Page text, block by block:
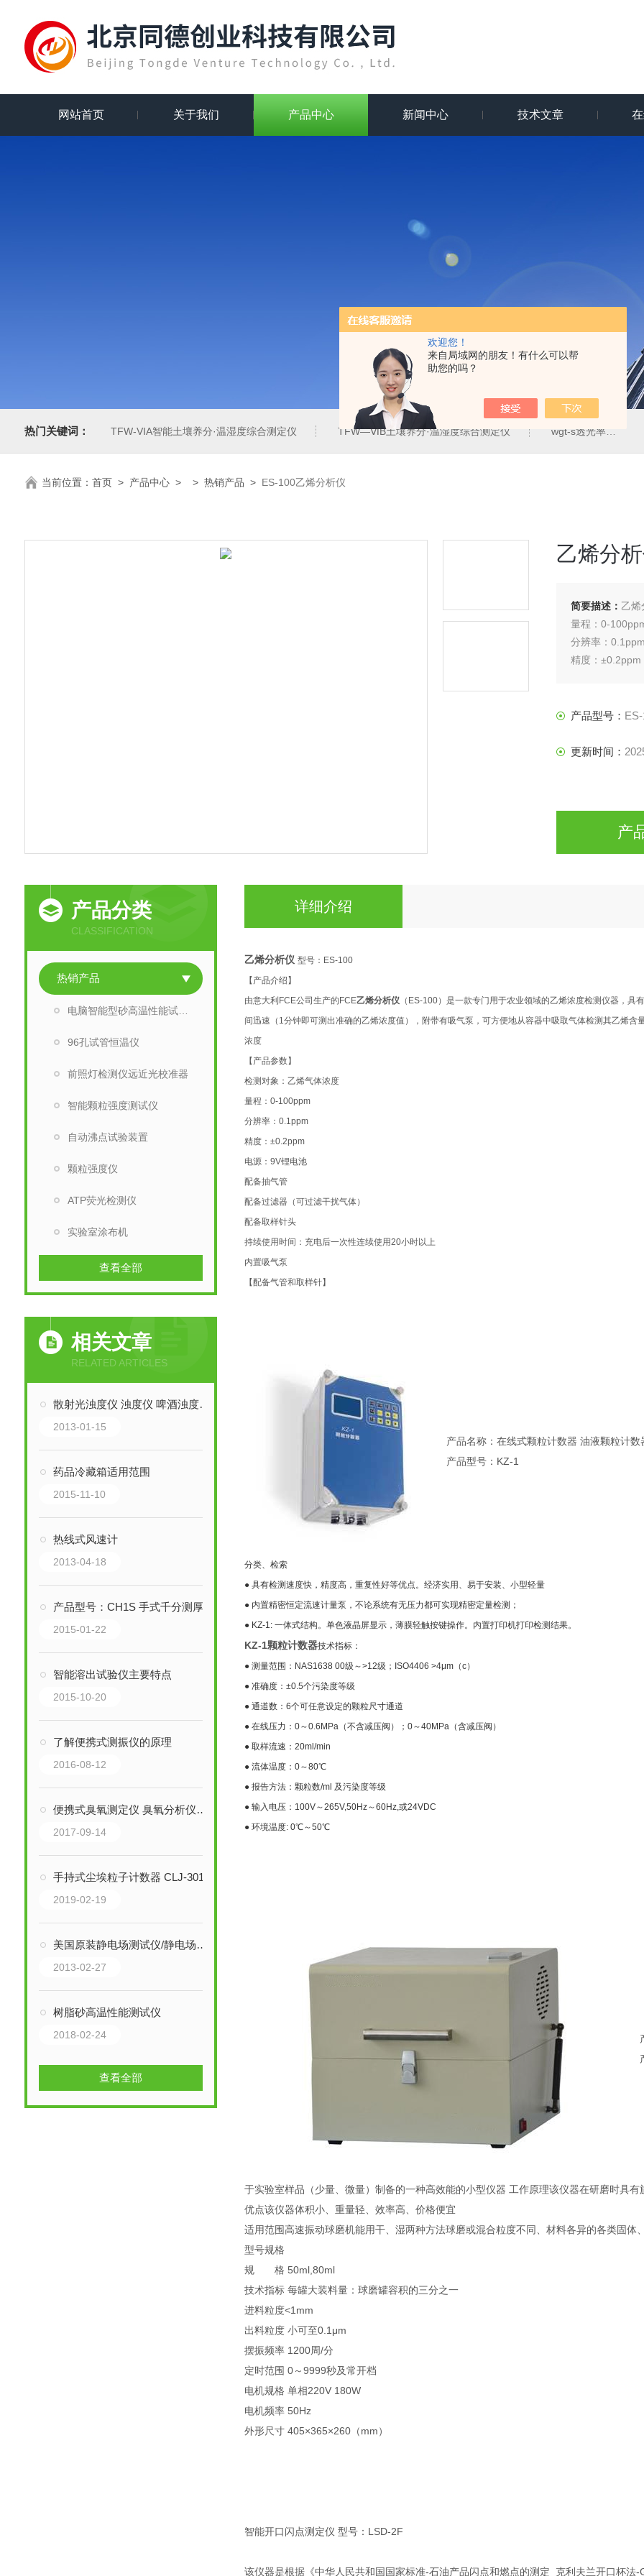
欢迎您！
来自局域网的朋友！有什么可以帮
助您的吗？
网站首页 关于我们 产品中心 新闻中心 技术文章
热门关键词： TFW-VIA智能土壤养分·温湿度综合测定仪 TFW—ⅥB土壤养分·温湿度综合测定仪 wgt-s透光率雾度测定仪
当前位置： 首页> 产品中心> > 热销产品 > ES-100乙烯分析仪
乙烯分
简要描述： 乙烯
量程：0-
分辨率：0.1ppm
精度：±0.2ppm
产品型号：
更新时间：
产
产品分类
CLASSIFICATION
热销产品
电脑智能型砂高温性能试验仪
96孔试管恒温仪
前照灯检测仪远近光校准器
智能颗粒强度测试仪
自动沸点试验装置
颗粒强度仪
ATP荧光检测仪
实验室涂布机
查看全部
相关文章
RELATED ARTICLES
散射光浊度仪 浊度仪 啤酒浊度仪 型号：TD-WZT-3
2013-01-15
药品冷藏箱适用范围
2015-11-10
热线式风速计
2013-04-18
产品型号：CH1S 手式千分测厚仪/簿膜测厚仪
2015-01-22
智能溶出试验仪主要特点
2015-10-20
了解便携式测振仪的原理
2016-08-12
便携式臭氧测定仪 臭氧分析仪产品资料
2017-09-14
手持式尘埃粒子计数器 CLJ-3016H
2019-02-19
美国原装静电场测试仪/静电场检测仪 型号：FMX-003
2013-02-27
树脂砂高温性能测试仪
2018-02-24
查看全部
详细介绍
乙烯分析仪 型号：ES-100
【产品介绍】
由意大利FCE公司生产的FCE乙烯分析仪 （ES-100）是一款专门用于农业领域的乙烯浓度检测仪器，
间迅速（1分钟即可测出准确的乙烯浓度值），附带有吸气泵，可方便地从容器中吸取气体检测其乙烯
浓度
【产品参数】
检测对象：乙烯气体浓度
量程：0-100ppm
分辨率：0.1ppm
精度：±0.2ppm
电源：9V锂电池
配备抽气管
配备过滤器（可过滤干扰气体）
配备取样针头
持续使用时间：充电后一次性连续使用20小时以上
内置吸气泵
【配备气管和取样针】
产品名称：在线式颗粒计数器 油液颗粒计数
产品型号：KZ-1
分类、检索
● 具有检测速度快，精度高，重复性好等优点。经济实用、易于安装、小型轻量
● 内置精密恒定流速计量泵，不论系统有无压力都可实现精密定量检测；
● KZ-1: 一体式结构。单色液晶屏显示，薄膜轻触按键操作。内置打印机打印检测结果。
KZ-1颗粒计数器技术指标：
● 测量范围：NAS1638 00级～>12级；ISO4406 >4μm（c）
● 准确度：±0.5个污染度等级
● 通道数：6个可任意设定的颗粒尺寸通道
● 在线压力：0～0.6MPa（不含减压阀）；0～40MPa（含减压阀）
● 取样流速：20ml/min
● 流体温度：0～80℃
● 报告方法：颗粒数/ml 及污染度等级
● 输入电压：100V～265V,50Hz～60Hz,或24VDC
● 环境温度: 0℃～50℃
于实验室样品（少量、微量）制备的一种高效能的小型仪器 工作原理该仪器在研磨时具
优点该仪器体积小、重量轻、效率高、价格便宜
适用范围高速振动球磨机能用干、湿两种方法球磨或混合粒度不同、材料各异的各类固体
型号规格
规 格 50ml,80ml
技术指标 每罐大装料量：球磨罐容积的三分之一
进料粒度<1mm
出料粒度 小可至0.1μm
摆振频率 1200周/分
定时范围 0～9999秒及常开档
电机规格 单相220V 180W
电机频率 50Hz
外形尺寸 405×365×260（mm）
智能开口闪点测定仪 型号：LSD-2F
该仪器是根据《中华人民共和国国家标准-石油产品闪点和燃点的测定_克利夫兰开口杯